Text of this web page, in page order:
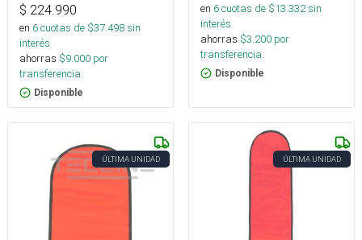
$ 224.990
en 6cuotas de $37.498sin
interés
ahorras $9.000 por
transferencia.
Disponible
en 6cuotas de $13.332sin
interés
ahorras $3.200 por
transferencia.
Disponible
ÚLTIMA UNIDAD ÚLTIMA UNIDAD